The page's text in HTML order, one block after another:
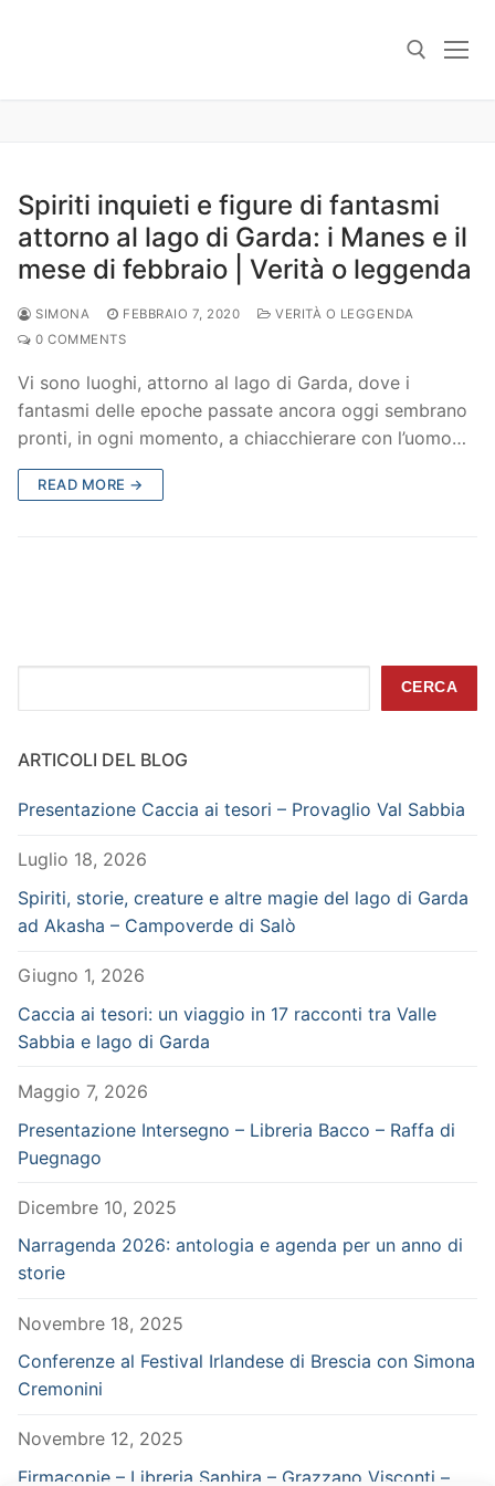
Spiriti inquieti e figure di fantasmi
attorno al lago di Garda: i Manes e il
mese di febbraio | Verità o leggenda
SIMONA FEBBRAIO 7, 2020
VERITÀ O LEGGENDA
0 COMMENTS
Vi sono luoghi, attorno al lago di Garda, dove i
fantasmi delle epoche passate ancora oggi sembrano
pronti, in ogni momento, a chiacchierare con l’uomo…
READ MORE →
CERCA
ARTICOLI DEL BLOG
Presentazione Caccia ai tesori – Provaglio Val Sabbia
Luglio 18, 2026
Spiriti, storie, creature e altre magie del lago di Garda
ad Akasha – Campoverde di Salò
Giugno 1, 2026
Caccia ai tesori: un viaggio in 17 racconti tra Valle
Sabbia e lago di Garda
Maggio 7, 2026
Presentazione Intersegno – Libreria Bacco – Raffa di
Puegnago
Dicembre 10, 2025
Narragenda 2026: antologia e agenda per un anno di
storie
Novembre 18, 2025
Conferenze al Festival Irlandese di Brescia con Simona
Cremonini
Novembre 12, 2025
Firmacopie – Libreria Saphira – Grazzano Visconti –